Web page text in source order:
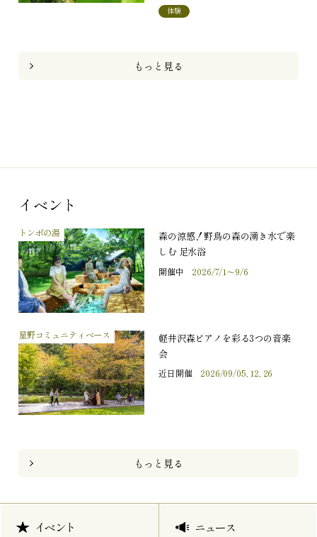
体験
もっと見る
イベント
トンボの湯
森の涼感！野鳥の森の湧き水で楽
しむ 足水浴
開催中 2026/7/1～9/6
星野コミュニティベース
軽井沢森ピアノを彩る3つの音楽
会
近日開催 2026/09/05, 12, 26
もっと見る
イベント ニュース